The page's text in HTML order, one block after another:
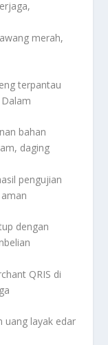
merah,
terpantau
bahan
daging
pengujian
dengan
QRIS di
uang layak edar